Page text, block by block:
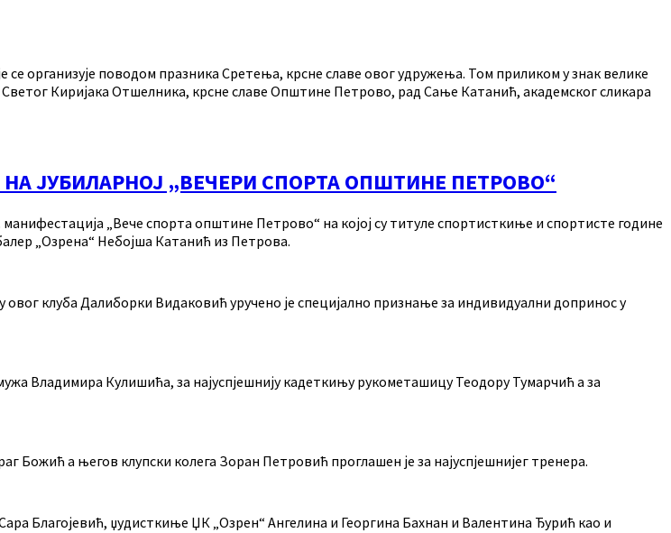
организује поводом празника Сретења, крсне славе овог удружења. Том приликом у знак велике
Киријака Отшелника, крсне славе Општине Петрово, рад Сање Катанић, академског сликара
ЈУБИЛАРНОЈ „ВЕЧЕРИ СПОРТА ОПШТИНЕ ПЕТРОВО“
„Вече спорта општине Петрово“ на којој су титуле спортисткиње и спортисте године
„Озрена“ Небојша Катанић из Петрова.
клуба Далиборки Видаковић уручено је специјално признање за индивидуални допринос у
Владимира Кулишића, за најуспјешнију кадеткињу рукометашицу Теодору Тумарчић а за
Божић а његов клупски колега Зоран Петровић проглашен је за најуспјешнијег тренера.
Благојевић, џудисткиње ЏК „Озрен“ Ангелина и Георгина Бахнан и Валентина Ђурић као и